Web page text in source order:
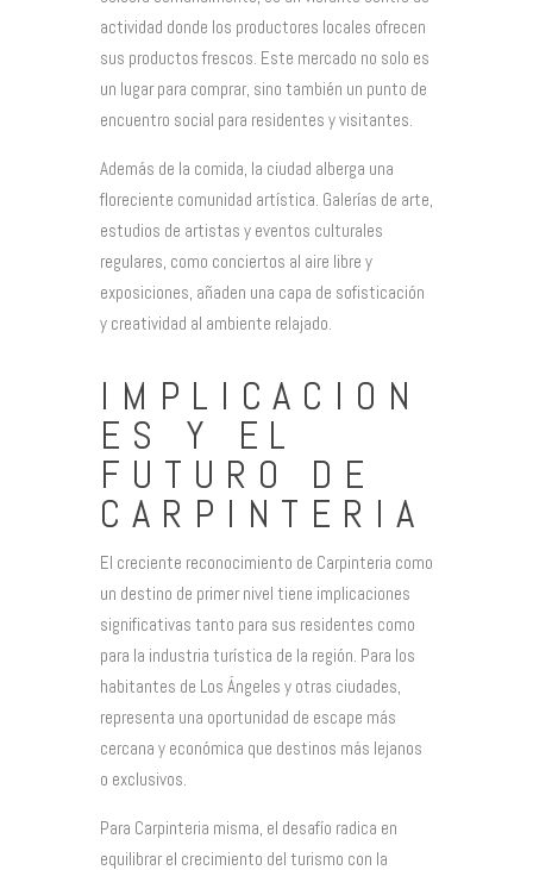
actividad donde los productores locales ofrecen
sus productos frescos. Este mercado no solo es
un lugar para comprar, sino también un punto de
encuentro social para residentes y visitantes.
Además de la comida, la ciudad alberga una
floreciente comunidad artística. Galerías de arte,
estudios de artistas y eventos culturales
regulares, como conciertos al aire libre y
exposiciones, añaden una capa de sofisticación
y creatividad al ambiente relajado.
IMPLICACION
ES Y EL
FUTURO DE
CARPINTERIA
El creciente reconocimiento de Carpinteria como
un destino de primer nivel tiene implicaciones
significativas tanto para sus residentes como
para la industria turística de la región. Para los
habitantes de Los Ángeles y otras ciudades,
representa una oportunidad de escape más
cercana y económica que destinos más lejanos
o exclusivos.
Para Carpinteria misma, el desafío radica en
equilibrar el crecimiento del turismo con la